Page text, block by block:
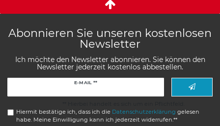
Abonnieren Sie unseren kostenlosen
Newsletter
Ich möchte den Newsletter abonnieren. Sie können den
Newsletter jederzeit kostenlos abbestellen.
E-MAIL **
Hiermit bestätige ich, dass ich die Daten­schutz­erklärung gelesen
habe. Meine Einwilligung kann ich jederzeit widerrufen.**